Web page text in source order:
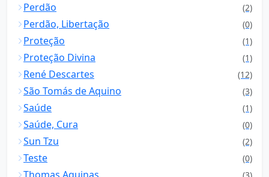
Perdão (2)
Perdão, Libertação (0)
Proteção (1)
Proteção Divina (1)
René Descartes (12)
São Tomás de Aquino (3)
Saúde (1)
Saúde, Cura (0)
Sun Tzu (2)
Teste (0)